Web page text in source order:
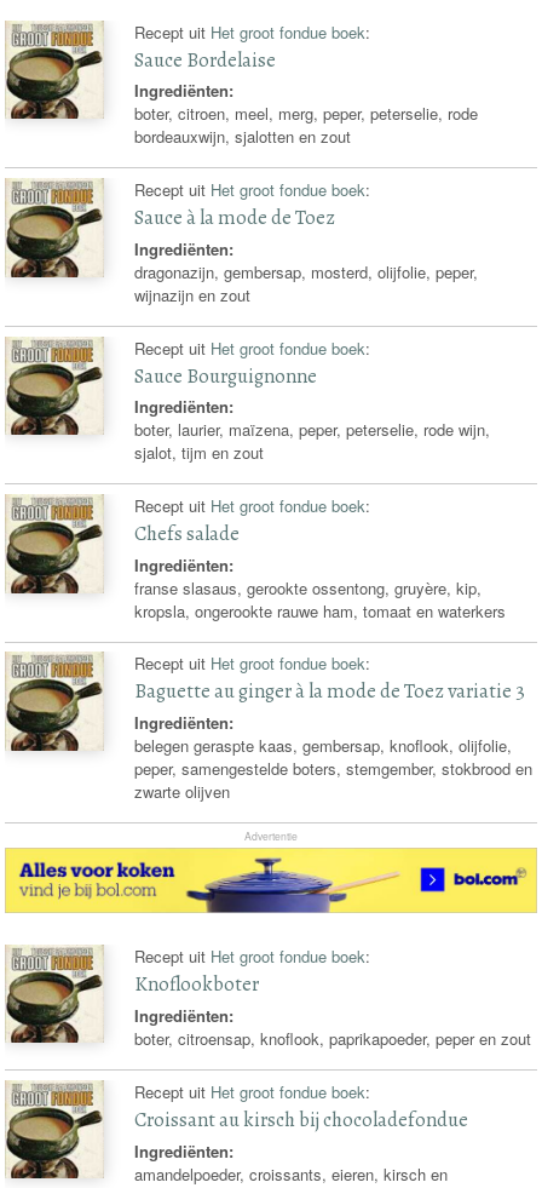
Recept uit Het groot fondue boek:
Sauce Bordelaise
Ingrediënten:
boter, citroen, meel, merg, peper, peterselie, rode
bordeauxwijn, sjalotten en zout
Recept uit Het groot fondue boek:
Sauce à la mode de Toez
Ingrediënten:
dragonazijn, gembersap, mosterd, olijfolie, peper,
wijnazijn en zout
Recept uit Het groot fondue boek:
Sauce Bourguignonne
Ingrediënten:
boter, laurier, maïzena, peper, peterselie, rode wijn,
sjalot, tijm en zout
Recept uit Het groot fondue boek:
Chefs salade
Ingrediënten:
franse slasaus, gerookte ossentong, gruyère, kip,
kropsla, ongerookte rauwe ham, tomaat en waterkers
Recept uit Het groot fondue boek:
Baguette au ginger à la mode de Toez variatie 3
Ingrediënten:
belegen geraspte kaas, gembersap, knoflook, olijfolie,
peper, samengestelde boters, stemgember, stokbrood en
zwarte olijven
Advertentie
Recept uit Het groot fondue boek:
Knoflookboter
Ingrediënten:
boter, citroensap, knoflook, paprikapoeder, peper en zout
Recept uit Het groot fondue boek:
Croissant au kirsch bij chocoladefondue
Ingrediënten:
amandelpoeder, croissants, eieren, kirsch en